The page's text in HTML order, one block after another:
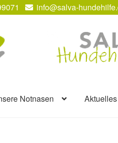
info@salva-
Notnasen Aktuelles